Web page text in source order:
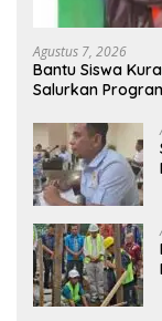
Agustus 7, 2026
Bantu Siswa
Salurkan